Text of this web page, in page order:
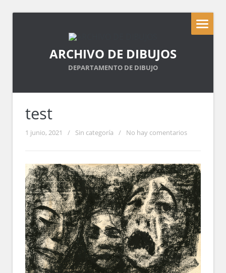
ARCHIVO DE DIBUJOS
DEPARTAMENTO DE DIBUJO
test
1 junio, 2021 / Sin categoría / No hay comentarios